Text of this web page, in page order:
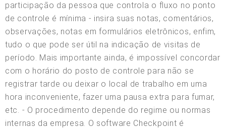
participação da pessoa que controla o fluxo no ponto
de controle é mínima - insira suas notas, comentários,
observações, notas em formulários eletrônicos, enfim,
tudo o que pode ser útil na indicação de visitas de
período. Mais importante ainda, é impossível concordar
com o horário do posto de controle para não se
registrar tarde ou deixar o local de trabalho em uma
hora inconveniente, fazer uma pausa extra para fumar,
etc. - O procedimento depende do regime ou normas
internas da empresa. O software Checkpoint é